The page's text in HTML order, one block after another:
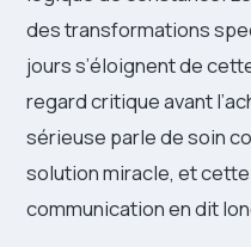
des transformations
jours s’éloignent de
regard critique avant
sérieuse parle de soin
solution miracle, et
communication en dit